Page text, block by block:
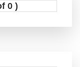
0 )